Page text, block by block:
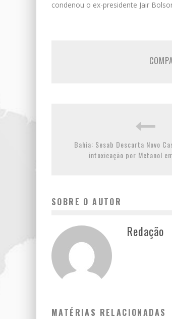
condenou o ex-presidente Jair
Bahia: Sesab Descarta Novo
intoxicação por Metanol
SOBRE O AUTOR
Redação
MATÉRIAS RELACIONADAS